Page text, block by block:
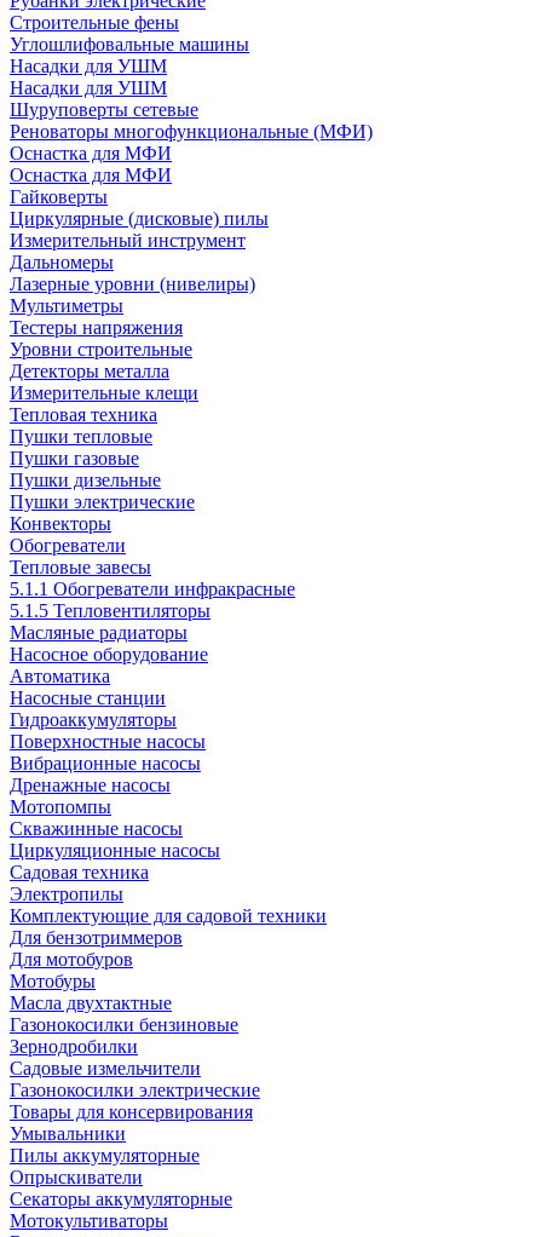
Строительные фены
Углошлифовальные машины
Насадки для УШМ
Насадки для УШМ
Шуруповерты сетевые
Реноваторы многофункциональные (МФИ)
Оснастка для МФИ
Оснастка для МФИ
Гайковерты
Циркулярные (дисковые) пилы
Измерительный инструмент
Дальномеры
Лазерные уровни (нивелиры)
Мультиметры
Тестеры напряжения
Уровни строительные
Детекторы металла
Измерительные клещи
Тепловая техника
Пушки тепловые
Пушки газовые
Пушки дизельные
Пушки электрические
Конвекторы
Обогреватели
Тепловые завесы
5.1.1 Обогреватели инфракрасные
5.1.5 Тепловентиляторы
Масляные радиаторы
Насосное оборудование
Автоматика
Насосные станции
Гидроаккумуляторы
Поверхностные насосы
Вибрационные насосы
Дренажные насосы
Мотопомпы
Скважинные насосы
Циркуляционные насосы
Садовая техника
Электропилы
Комплектующие для садовой техники
Для бензотриммеров
Для мотобуров
Мотобуры
Масла двухтактные
Газонокосилки бензиновые
Зернодробилки
Садовые измельчители
Газонокосилки электрические
Товары для консервирования
Умывальники
Пилы аккумуляторные
Опрыскиватели
Секаторы аккумуляторные
Мотокультиваторы